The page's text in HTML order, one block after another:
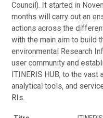
Council). It started in
months will carry out an
actions across the
with the main aim to build
environmental Research
user community and
ITINERIS HUB, to the vast
analytical tools, and
RIs.